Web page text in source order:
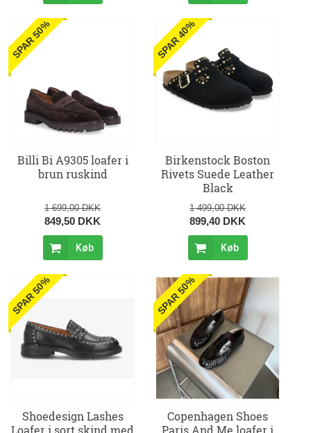
SPAR 50%
Billi Bi A9305 loafer i
brun ruskind
1 699,00 DKK
849,50 DKK
Køb
SPAR 40%
Birkenstock Boston
Rivets Suede Leather
Black
1 499,00 DKK
899,40 DKK
Køb
SPAR 50%
Shoedesign Lashes
Loafer i sort skind med
SPAR 50%
Copenhagen Shoes
Paris And Me loafer i